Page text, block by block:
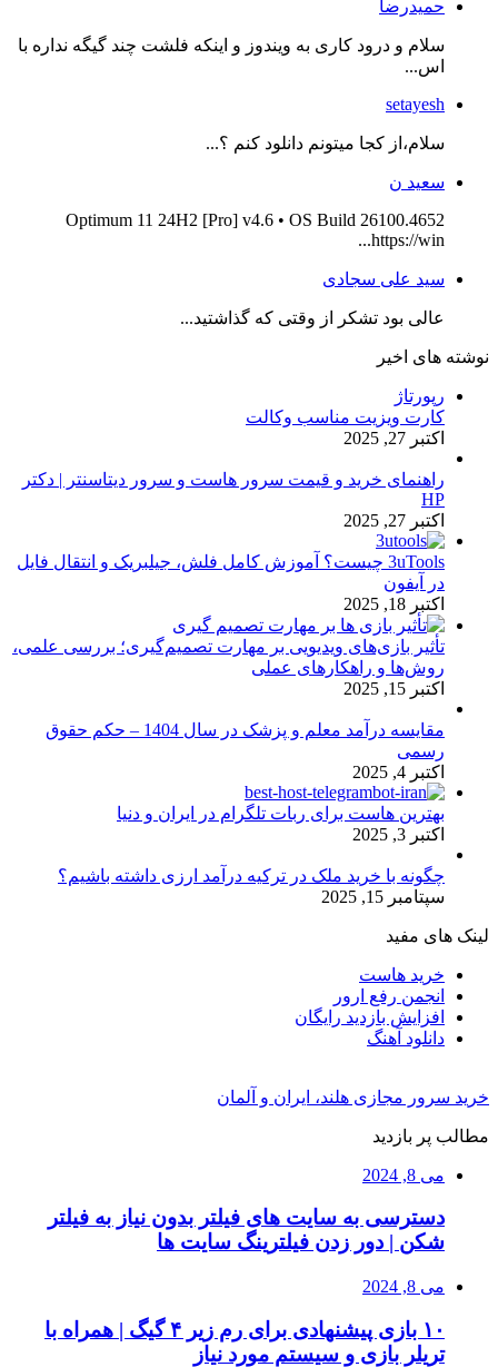
حمیدرضا
سلام و درود کاری به ویندوز و اینکه فلشت چند گیگه نداره با
اس...
setayesh
سلام،از کجا میتونم دانلود کنم ؟...
سعید ن
Optimum 11 24H2 [Pro] v4.6 • OS Build 26100.4652
https://win...
سید علی سجادی
عالی بود تشکر از وقتی که گذاشتید...
نوشته های اخیر
رپورتاژ
کارت ویزیت مناسب وکالت
اکتبر 27, 2025
راهنمای خرید و قیمت سرور هاست و سرور دیتاسنتر | دکتر
HP
اکتبر 27, 2025
3uTools چیست؟ آموزش کامل فلش، جیلبریک و انتقال فایل
در آیفون
اکتبر 18, 2025
تأثیر بازی‌های ویدیویی بر مهارت تصمیم‌گیری؛ بررسی علمی،
روش‌ها و راهکارهای عملی
اکتبر 15, 2025
مقایسه درآمد معلم و پزشک در سال 1404 – حکم حقوق
رسمی
اکتبر 4, 2025
بهترین هاست برای ربات تلگرام در ایران و دنیا
اکتبر 3, 2025
چگونه با خرید ملک در ترکیه درآمد ارزی داشته باشیم؟
سپتامبر 15, 2025
لینک های مفید
خرید هاست
انجمن رفع ارور
افزایش بازدید رایگان
دانلود آهنگ
خرید سرور مجازی هلند، ایران و آلمان
مطالب پر بازدید
می 8, 2024
دسترسی به سایت های فیلتر بدون نیاز به فیلتر
شکن | دور زدن فیلترینگ سایت ها
می 8, 2024
۱۰ بازی پیشنهادی برای رم زیر ۴ گیگ | همراه با
تریلر بازی و سیستم مورد نیاز